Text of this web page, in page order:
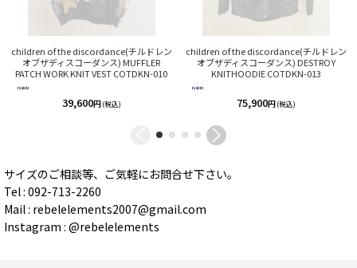
children of the discordance(チルドレン
オブザディスコーダンス) MUFFLER
PATCH WORK KNIT VEST COTDKN-010
39,600円 (税込)
children of the discordance(チルドレン
オブザディスコーダンス) DESTROY
KNITHOODIE COTDKN-013
75,900円 (税込)
サイズのご相談等、ご気軽にお問合せ下さい。
Tel : 092-713-2260
Mail : rebelelements2007@gmail.com
Instagram : @rebelelements